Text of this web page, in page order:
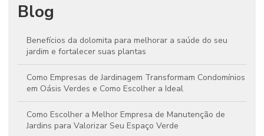
Blog
Benefícios da dolomita para melhorar a saúde do seu
jardim e fortalecer suas plantas
Como Empresas de Jardinagem Transformam Condomínios
em Oásis Verdes e Como Escolher a Ideal
Como Escolher a Melhor Empresa de Manutenção de
Jardins para Valorizar Seu Espaço Verde